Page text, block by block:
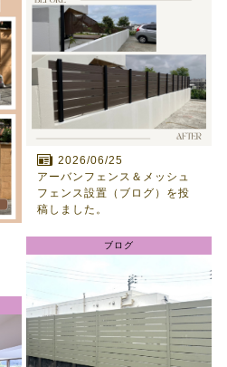
2026/06/25
アーバンフェンス＆メッシュ
フェンス設置（ブログ）を投
稿しました。
ブログ